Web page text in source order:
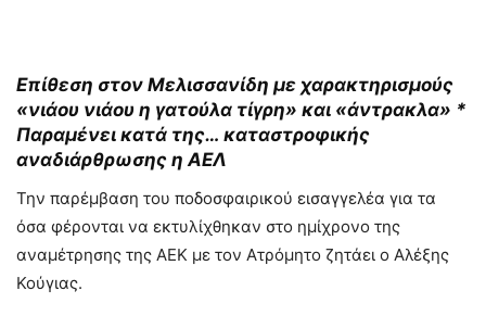
Επίθεση στον Μελισσανίδη με χαρακτηρισμούς
«νιάου νιάου η γατούλα τίγρη» και «άντρακλα» *
Παραμένει κατά της… καταστροφικής
αναδιάρθρωσης η ΑΕΛ
Την παρέμβαση του ποδοσφαιρικού εισαγγελέα για τα
όσα φέρονται να εκτυλίχθηκαν στο ημίχρονο της
αναμέτρησης της ΑΕΚ με τον Ατρόμητο ζητάει ο Αλέξης
Κούγιας.